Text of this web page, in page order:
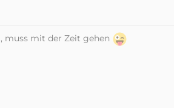
mit der Zeit gehen